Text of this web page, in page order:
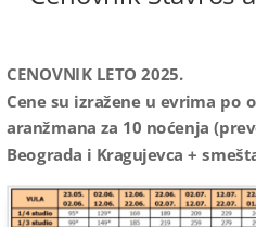
CENOVNIK LETO 2025.
Cene su izražene u evrima po
aranžmana za 10 noćenja
Beograda i Kragujevca +